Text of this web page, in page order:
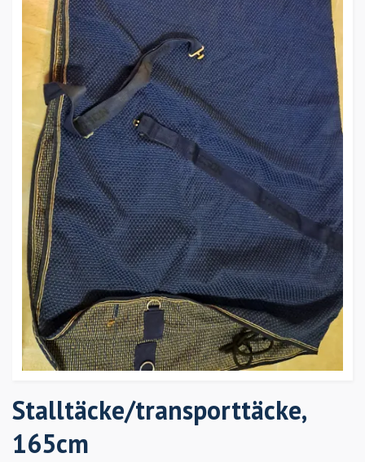
Stalltäcke/transporttäcke,
165cm